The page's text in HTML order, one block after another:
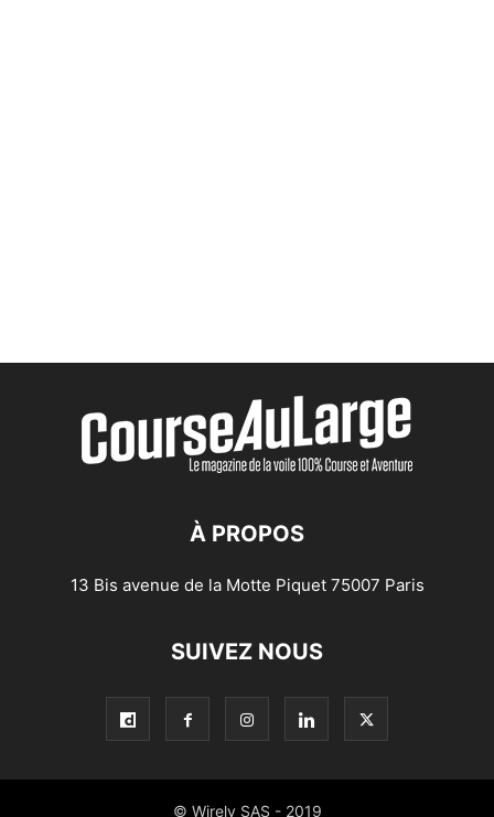
À PROPOS
13 Bis avenue de la Motte Piquet 75007 Paris
SUIVEZ NOUS
© Wirely SAS - 2019